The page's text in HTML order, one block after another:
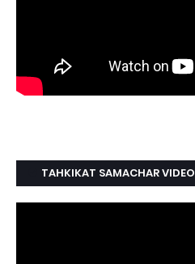
TAHKIKAT SAMACHAR VIDEO